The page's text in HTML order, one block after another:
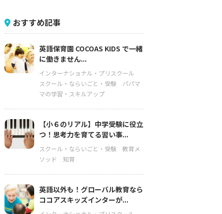
おすすめ記事
英語保育園 COCOAS KIDS で一緒
に働きません...
インターナショナル・プリスクール
スクール・ならいごと・受験
パパマ
マの学習・スキルアップ
【小６のリアル】中学受験に役立
つ！思考力を育てる習い事...
スクール・ならいごと・受験
教育メ
ソッド
知育
英語以外も！グローバル教育なら
ココアスキッズインターが...